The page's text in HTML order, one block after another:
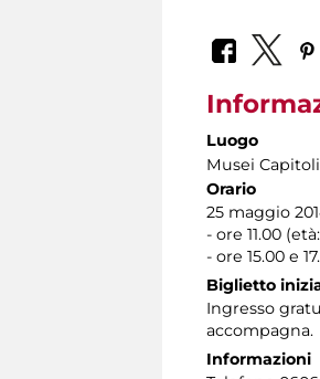
Luogo
Musei
Orario
25 maggio
- ore 11.00
- ore 15.00 e
Biglietto
Ingresso
accompagna.
Informazioni